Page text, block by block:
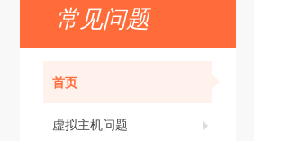
常见问题
首页
虚拟主机问题